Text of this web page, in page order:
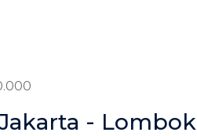
- Lombok